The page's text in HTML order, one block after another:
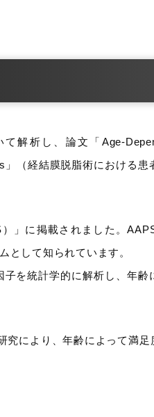
解析し、論文「Age-
（経結膜脱脂術における患
」に掲載されました。
として知られています。
を統計学的に解析し、年齢
究により、年齢によって満足